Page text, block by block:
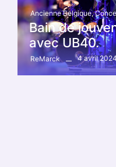
Ancienne Belgique,
Bain de
avec UB40.
ReMarck 4 avril